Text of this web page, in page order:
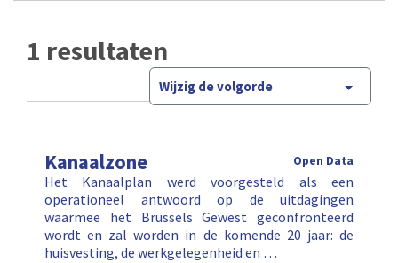
1 resultaten
Wijzig de volgorde
Kanaalzone Open Data
Het Kanaalplan werd voorgesteld als een
operationeel antwoord op de uitdagingen
waarmee het Brussels Gewest geconfronteerd
wordt en zal worden in de komende 20 jaar: de
huisvesting, de werkgelegenheid en …